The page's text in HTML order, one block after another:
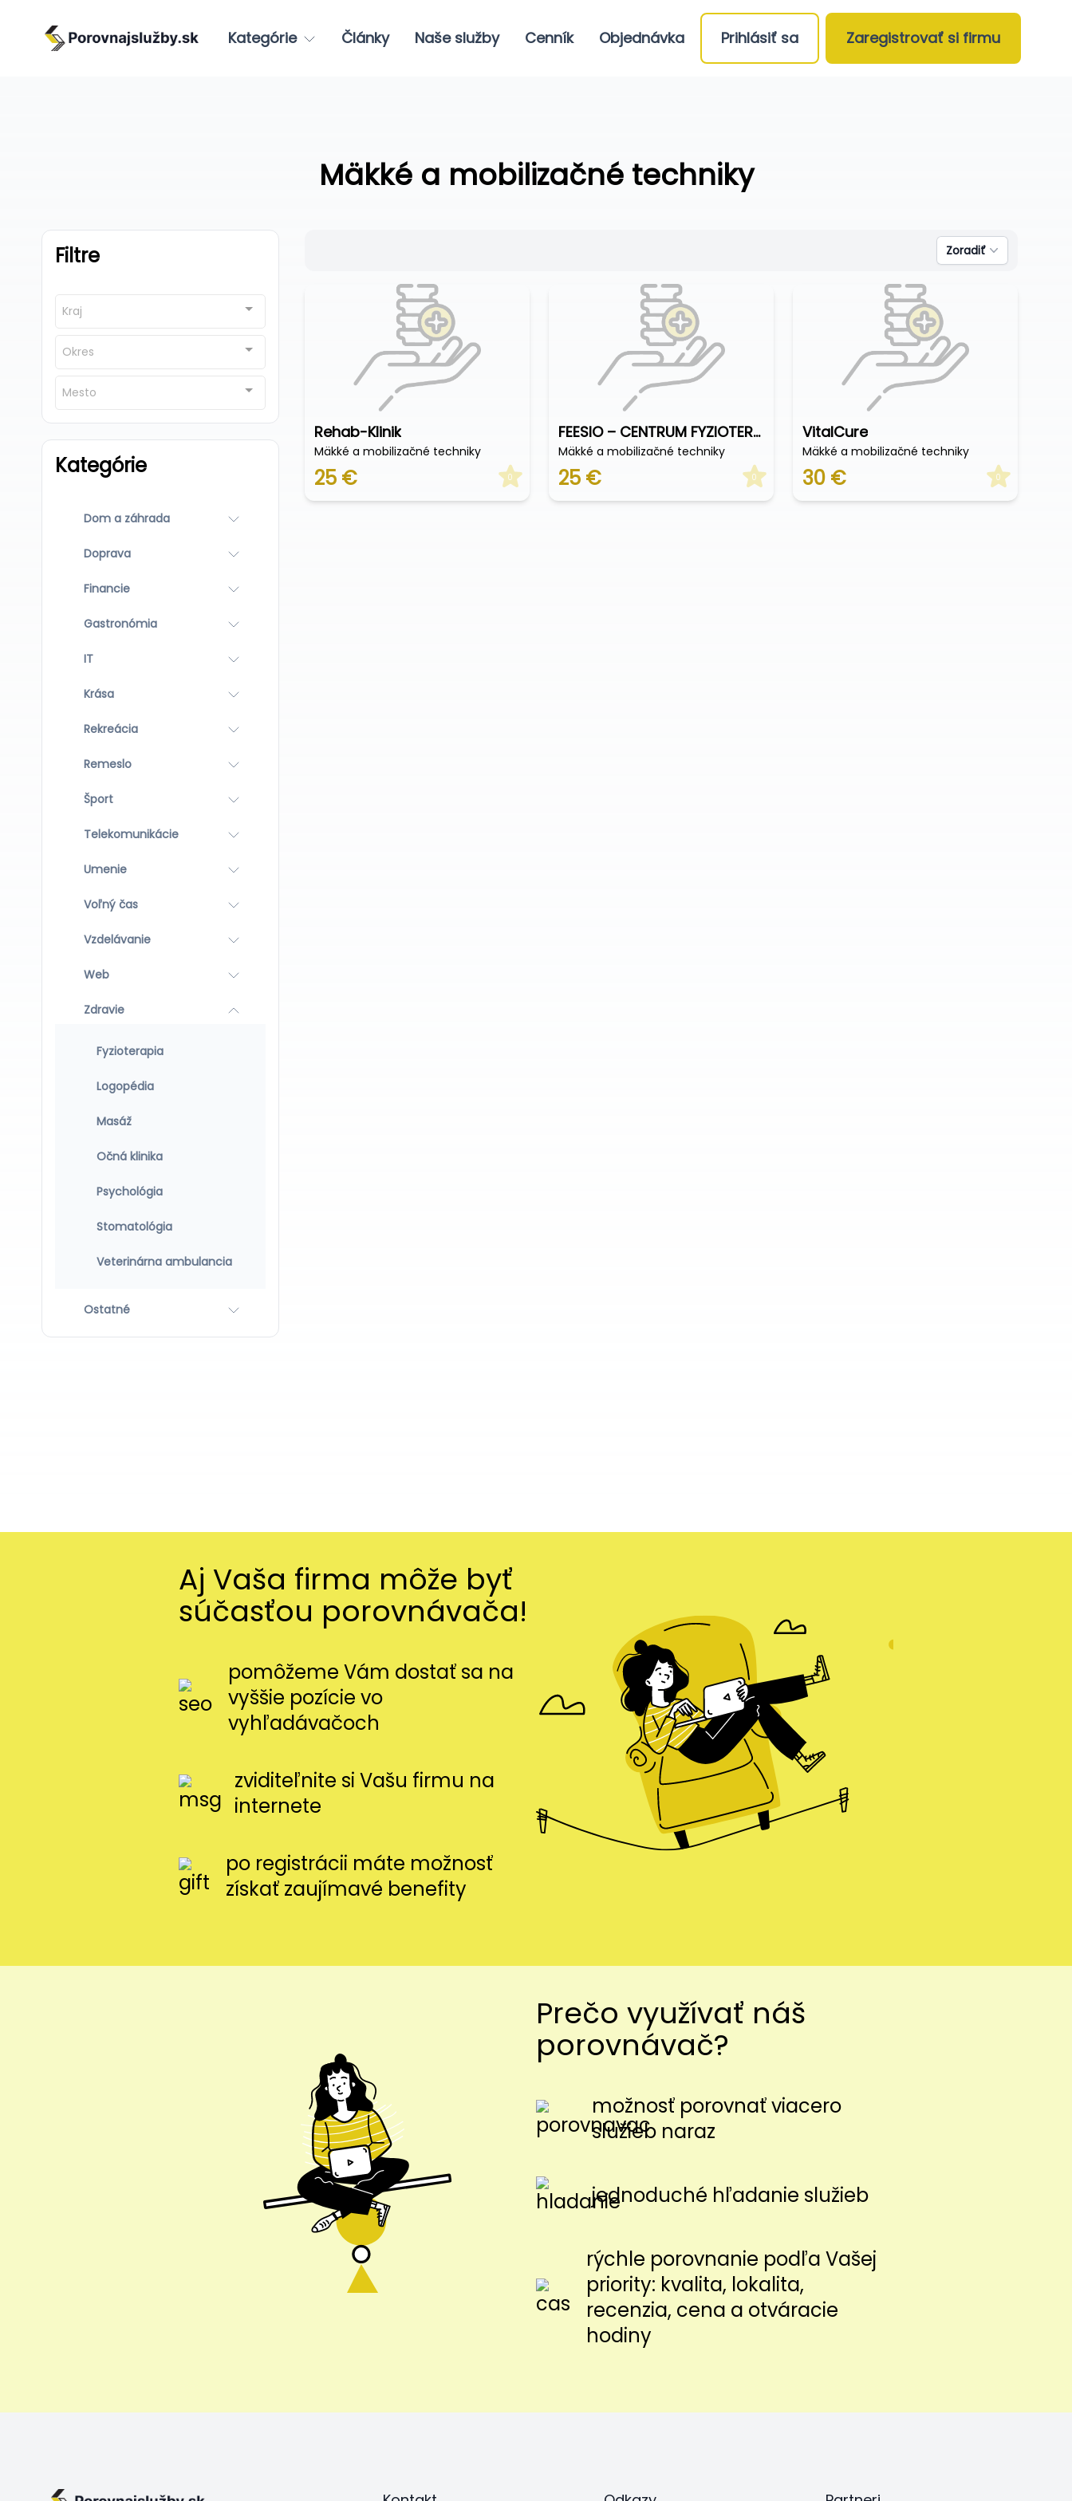
Kategórie Články Naše služby Cenník Objednávka Prihlásiť sa Zaregistrovať si firmu
Mäkké a mobilizačné techniky
Filtre
Kraj
Okres
Mesto
Kategórie
Dom a záhrada
Doprava
Financie
Gastronómia
IT
Krása
Rekreácia
Remeslo
Šport
Telekomunikácie
Umenie
Voľný čas
Vzdelávanie
Web
Zdravie
Fyzioterapia
Logopédia
Masáž
Očná klinika
Psychológia
Stomatológia
Veterinárna ambulancia
Ostatné
Zoradiť
Rehab-Klinik
Mäkké a mobilizačné techniky
25 € 0
FEESIO – CENTRUM FYZIOTERAPIE
Mäkké a mobilizačné techniky
25 € 0
VitalCure
Mäkké a mobilizačné techniky
30 € 0
Aj Vaša firma môže byť
súčasťou porovnávača!
pomôžeme Vám dostať sa na
vyššie pozície vo
vyhľadávačoch
zviditeľnite si Vašu firmu na
internete
po registrácii máte možnosť
získať zaujímavé benefity
Prečo využívať náš
porovnávač?
možnosť porovnať viacero
služieb naraz
jednoduché hľadanie služieb
rýchle porovnanie podľa Vašej
priority: kvalita, lokalita,
recenzia, cena a otváracie
hodiny